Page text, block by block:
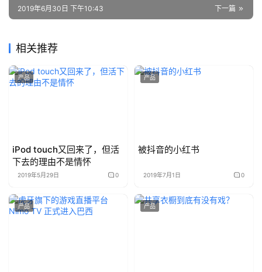
下一篇
2019年6月30日 下午10:43
相关推荐
产品
iPod touch又回来了，但活
下去的理由不是情怀
2019年5月29日 0
产品
被抖音的小红书
2019年7月1日 0
产品 产品